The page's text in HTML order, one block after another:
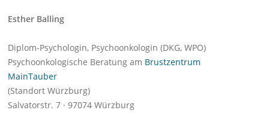
Esther Balling
Diplom-Psychologin, Psychoonkologin (DKG, WPO)
Psychoonkologische Beratung am Brustzentrum
MainTauber
(Standort Würzburg)
Salvatorstr. 7 · 97074 Würzburg